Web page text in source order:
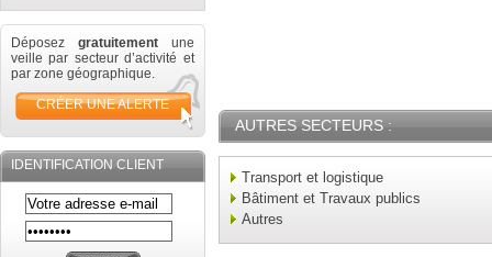
Déposez gratuitement une
veille par secteur d’activité et
par zone géographique.
CRÉER UNE ALERTE
IDENTIFICATION CLIENT
AUTRES SECTEURS :
Transport et logistique
Bâtiment et Travaux publics
Autres